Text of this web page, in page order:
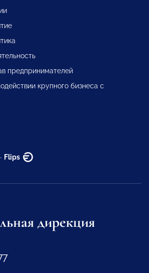
предпринимателей
крупного бизнеса с
Flips
дирекция